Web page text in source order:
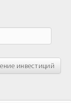
инвестиций